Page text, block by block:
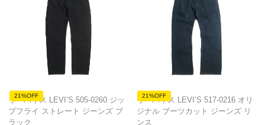
21%OFF
リーバイス LEVI’S 505-0260 ジッ
プフライ ストレート ジーンズ ブ
ラック
21%OFF
リーバイス LEVI’S 517-0216 オリ
ジナル ブーツカット ジーンズ リ
ンス